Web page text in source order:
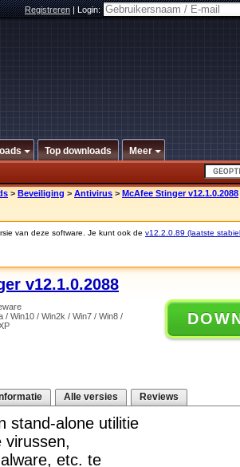
Registreren|Login:
Top downloads Meer
> Beveiliging > Antivirus > McAfee Stinger v12.1.0.2088
van deze software. Je kunt ook de v12.2.0.89 (laatste
v12.1.0.2088
/ Win10 / Win2k / Win7 / Win8 /
Alle versies Reviews
stand-alone utilitie
virussen,
etc. te